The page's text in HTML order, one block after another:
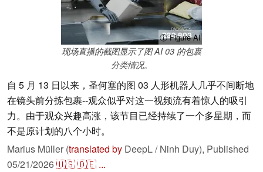
ⓘ Figure AI
现场直播的截图显示了图 AI 03 的包裹
分类情况。
自 5 月 13 日以来，圣何塞的图 03 人形机器人几乎不间断地
在镜头前分拣包裹--观众似乎对这一视频流有着惊人的吸引
力。由于观众兴趣高涨，该节目已经持续了一个多星期，而
不是原计划的八个小时。
Marius Müller (translated by DeepL / Ninh Duy), Published
05/21/2026🇺🇸🇩🇪 ...